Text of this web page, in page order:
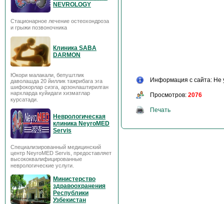
NEVROLOGY
Стационарное лечение остеохондроза
и грыжи позвоночника
Клиника SABA
DARMON
Юкори малакали, бепуштлик
даволашда 20 йиллик тажрибага эга
шифокорлар сизга, арзонлаштирилган
нархларда куйидаги хизматлар
курсатади.
Неврологическая
клиника NeyroMED
Servis
Специализированный медицинский
центр NeyroMED Servis, предоставляет
высококвалифицированные
неврологические услуги.
Министерство
здравоохранения
Республики
Узбекистан
Информация с сайта: Не
Просмотров: 2076
Печать